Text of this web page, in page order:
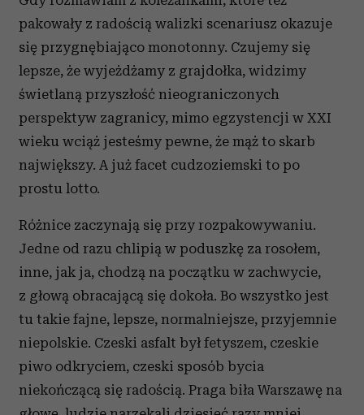
pakowały z radością walizki scenariusz okazuje
się przygnębiająco monotonny. Czujemy się
lepsze, że wyjeżdżamy z grajdołka, widzimy
świetlaną przyszłość nieograniczonych
perspektyw zagranicy, mimo egzystencji w XXI
wieku wciąż jesteśmy pewne, że mąż to skarb
największy. A już facet cudzoziemski to po
prostu lotto.
Różnice zaczynają się przy rozpakowywaniu.
Jedne od razu chlipią w poduszkę za rosołem,
inne, jak ja, chodzą na początku w zachwycie,
z głową obracającą się dokoła. Bo wszystko jest
tu takie fajne, lepsze, normalniejsze, przyjemnie
niepolskie. Czeski asfalt był fetyszem, czeskie
piwo odkryciem, czeski sposób bycia
niekończącą się radością. Praga biła Warszawę na